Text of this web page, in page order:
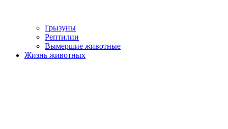
Грызуны
Рептилии
Вымершие животные
Жизнь животных